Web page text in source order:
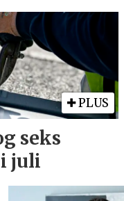
PLUS
seks
juli